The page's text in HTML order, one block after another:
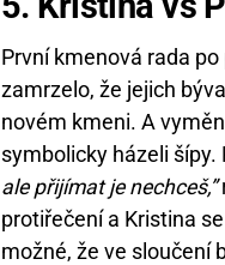
První kmenová rada
zamrzelo, že jejich
novém kmeni. A
symbolicky házeli šípy.
ale přijímat je nechceš,”
protiřečení a Kristina
možné, že ve sloučení